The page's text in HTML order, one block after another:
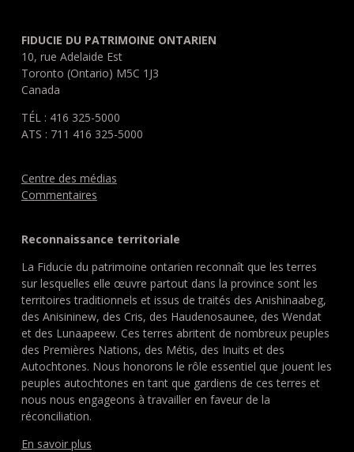
FIDUCIE DU PATRIMOINE ONTARIEN
10, rue Adelaide Est
Toronto (Ontario) M5C 1J3
Canada
TÉL : 416 325-5000
ATS : 711 416 325-5000
Centre des médias
Commentaires
Reconnaissance territoriale
La Fiducie du patrimoine ontarien reconnaît que les terres
sur lesquelles elle œuvre partout dans la province sont les
territoires traditionnels et issus de traités des Anishinaabeg,
des Anisininew, des Cris, des Haudenosaunee, des Wendat
et des Lunaapeew. Ces terres abritent de nombreux peuples
des Premières Nations, des Métis, des Inuits et des
Autochtones. Nous honorons le rôle essentiel que jouent les
peuples autochtones en tant que gardiens de ces terres et
nous nous engageons à travailler en faveur de la
réconciliation.
En savoir plus